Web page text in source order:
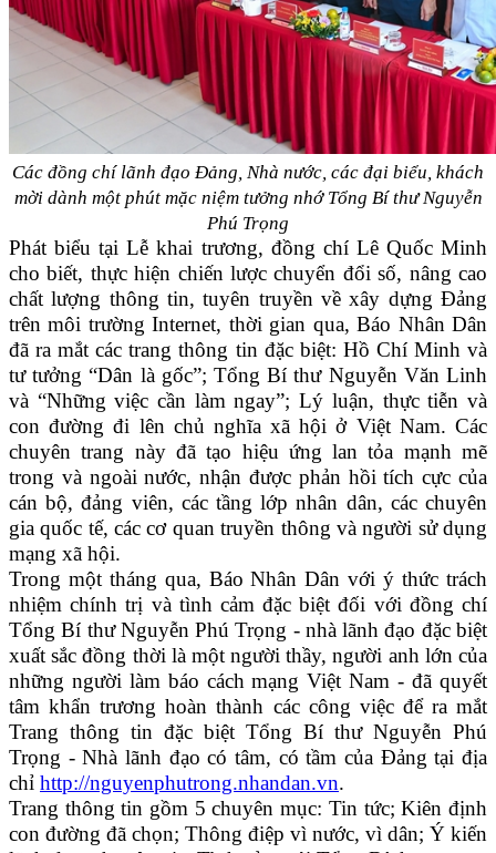
Các đồng chí lãnh đạo Đảng, Nhà nước, các đại biểu, khách
mời dành một phút mặc niệm tưởng nhớ Tổng Bí thư Nguyễn
Phú Trọng
Phát biểu tại Lễ khai trương, đồng chí Lê Quốc Minh
cho biết, thực hiện chiến lược chuyển đổi số, nâng cao
chất lượng thông tin, tuyên truyền về xây dựng Đảng
trên môi trường Internet, thời gian qua, Báo Nhân Dân
đã ra mắt các trang thông tin đặc biệt: Hồ Chí Minh và
tư tưởng “Dân là gốc”; Tổng Bí thư Nguyễn Văn Linh
và “Những việc cần làm ngay”; Lý luận, thực tiễn và
con đường đi lên chủ nghĩa xã hội ở Việt Nam. Các
chuyên trang này đã tạo hiệu ứng lan tỏa mạnh mẽ
trong và ngoài nước, nhận được phản hồi tích cực của
cán bộ, đảng viên, các tầng lớp nhân dân, các chuyên
gia quốc tế, các cơ quan truyền thông và người sử dụng
mạng xã hội.
Trong một tháng qua, Báo Nhân Dân với ý thức trách
nhiệm chính trị và tình cảm đặc biệt đối với đồng chí
Tổng Bí thư Nguyễn Phú Trọng - nhà lãnh đạo đặc biệt
xuất sắc đồng thời là một người thầy, người anh lớn của
những người làm báo cách mạng Việt Nam - đã quyết
tâm khẩn trương hoàn thành các công việc để ra mắt
Trang thông tin đặc biệt Tổng Bí thư Nguyễn Phú
Trọng - Nhà lãnh đạo có tâm, có tầm của Đảng tại địa
chỉ http://nguyenphutrong.nhandan.vn.
Trang thông tin gồm 5 chuyên mục: Tin tức; Kiên định
con đường đã chọn; Thông điệp vì nước, vì dân; Ý kiến